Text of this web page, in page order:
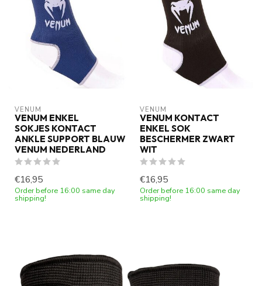
VENUM
VENUM ENKEL
SOKJES KONTACT
ANKLE SUPPORT BLAUW
VENUM NEDERLAND
€16,95
Order before 16:00 same day
shipping!
VENUM
VENUM KONTACT
ENKEL SOK
BESCHERMER ZWART
WIT
€16,95
Order before 16:00 same day
shipping!